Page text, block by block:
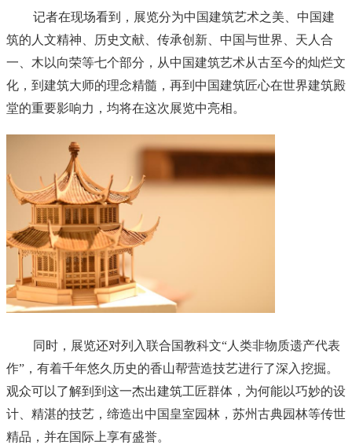
记者在现场看到，展览分为中国建筑艺术之美、中国建
筑的人文精神、历史文献、传承创新、中国与世界、天人合
一、木以向荣等七个部分，从中国建筑艺术从古至今的灿烂文
化，到建筑大师的理念精髓，再到中国建筑匠心在世界建筑殿
堂的重要影响力，均将在这次展览中亮相。
同时，展览还对列入联合国教科文“人类非物质遗产代表
作”，有着千年悠久历史的香山帮营造技艺进行了深入挖掘。
观众可以了解到到这一杰出建筑工匠群体，为何能以巧妙的设
计、精湛的技艺，缔造出中国皇室园林，苏州古典园林等传世
精品，并在国际上享有盛誉。